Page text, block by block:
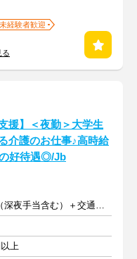
未経験者歓迎
る
援】＜夜勤＞大学生
介護のお仕事♪高時給
好待遇◎/Jb
時給1881～1945円（深夜手当含む）＋交通費支給
上